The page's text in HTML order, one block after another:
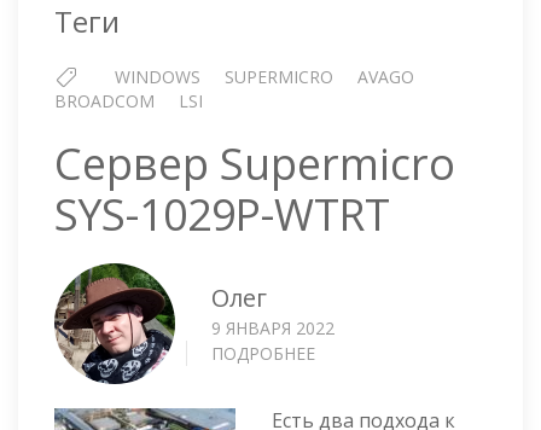
Теги
WINDOWS SUPERMICRO
AVAGO
BROADCOM
LSI
Сервер Supermicro
SYS-1029P-WTRT
Олег
9 ЯНВАРЯ 2022
ПОДРОБНЕЕ
Есть два подхода к